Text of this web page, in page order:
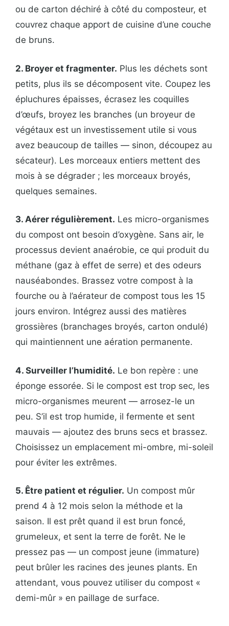
ou de carton déchiré à côté du composteur, et
couvrez chaque apport de cuisine d’une couche
de bruns.
2. Broyer et fragmenter. Plus les déchets sont
petits, plus ils se décomposent vite. Coupez les
épluchures épaisses, écrasez les coquilles
d’œufs, broyez les branches (un broyeur de
végétaux est un investissement utile si vous
avez beaucoup de tailles — sinon, découpez au
sécateur). Les morceaux entiers mettent des
mois à se dégrader ; les morceaux broyés,
quelques semaines.
3. Aérer régulièrement. Les micro-organismes
du compost ont besoin d’oxygène. Sans air, le
processus devient anaérobie, ce qui produit du
méthane (gaz à effet de serre) et des odeurs
nauséabondes. Brassez votre compost à la
fourche ou à l’aérateur de compost tous les 15
jours environ. Intégrez aussi des matières
grossières (branchages broyés, carton ondulé)
qui maintiennent une aération permanente.
4. Surveiller l’humidité. Le bon repère : une
éponge essorée. Si le compost est trop sec, les
micro-organismes meurent — arrosez-le un
peu. S’il est trop humide, il fermente et sent
mauvais — ajoutez des bruns secs et brassez.
Choisissez un emplacement mi-ombre, mi-soleil
pour éviter les extrêmes.
5. Être patient et régulier. Un compost mûr
prend 4 à 12 mois selon la méthode et la
saison. Il est prêt quand il est brun foncé,
grumeleux, et sent la terre de forêt. Ne le
pressez pas — un compost jeune (immature)
peut brûler les racines des jeunes plants. En
attendant, vous pouvez utiliser du compost «
demi-mûr » en paillage de surface.